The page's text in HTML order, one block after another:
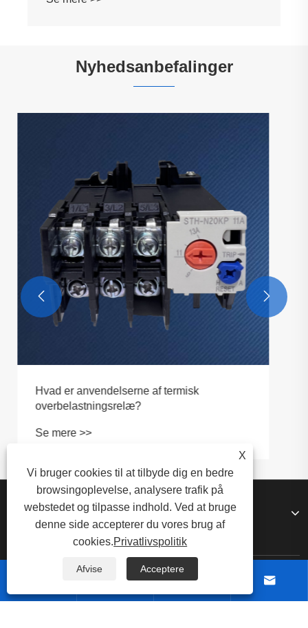
Nyhedsanbefalinger
hvordan fungerer den i moderne
strømsystemer
Se mere >>
 
Om os
 
X
Vi bruger cookies til at tilbyde dig en bedre
browsingoplevelse, analysere trafik på
webstedet og tilpasse indhold. Ved at bruge
denne side accepterer du vores brug af
cookies.Privatlivspolitik
Afvise Acceptere